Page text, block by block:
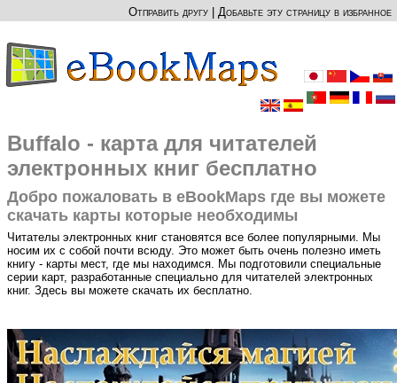
Отправить другу Добавьте эту страницу в избранное
Buffalo - карта для читателей
электронных книг бесплатно
Добро пожаловать в eBookMaps где вы можете
скачать карты которые необходимы
Читателы электронных книг становятся все более популярными. Мы
носим их с собой почти всюду. Это может быть очень полезно иметь
книгу - карты мест, где мы находимся. Мы подготовили специальные
серии карт, разработанные специально для читателей электронных
книг. Здесь вы можете скачать их бесплатно.